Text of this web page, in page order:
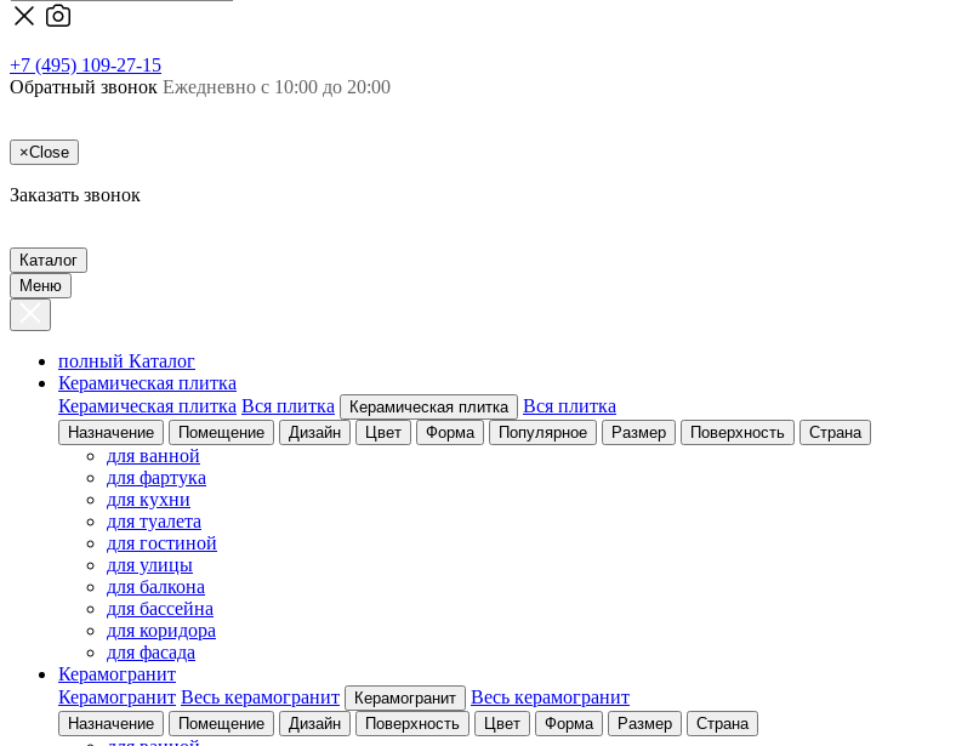
+7 (495) 109-27-15
Обратный звонок Ежедневно с 10:00 до 20:00
×Close
Заказать звонок
Каталог
Меню
полный Каталог
Керамическая плитка
Керамическая плитка Вся плитка Керамическая плитка Вся плитка
Назначение Помещение Дизайн Цвет Форма Популярное Размер Поверхность Страна
для ванной
для фартука
для кухни
для туалета
для гостиной
для улицы
для балкона
для бассейна
для коридора
для фасада
Керамогранит
Керамогранит Весь керамогранит Керамогранит Весь керамогранит
Назначение Помещение Дизайн Поверхность Цвет Форма Размер Страна